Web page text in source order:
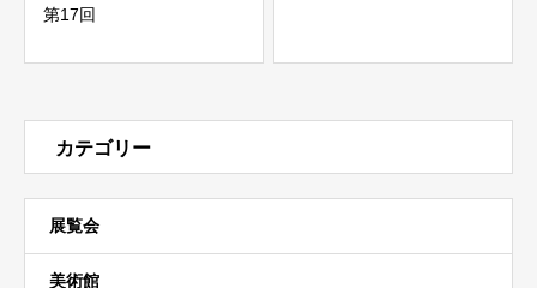
第17回
カテゴリー
展覧会
美術館